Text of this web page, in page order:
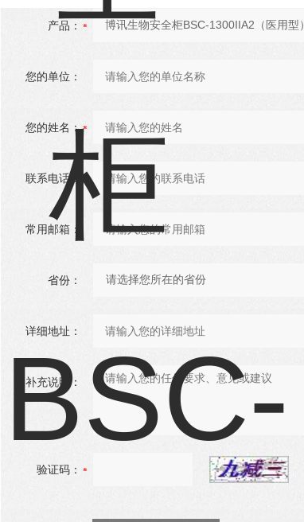
产品：
您的单位：
您的姓名：
联系电话：
常用邮箱：
省份：
详细地址：
补充说明：
验证码：